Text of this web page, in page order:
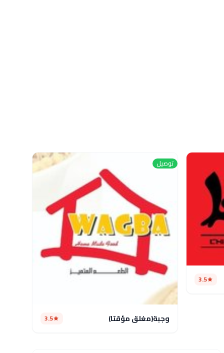
3.5
توصيل
وجبة(مغلق مؤقتا) 3.5